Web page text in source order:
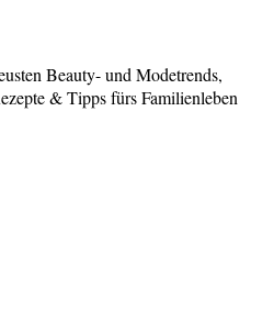
Beauty- und Modetrends,
& Tipps fürs Familienleben